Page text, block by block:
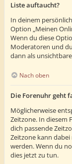
Liste auftaucht?
In deinem
Option „Meinen
Wenn du diese
Moderatoren und
dann als
Nach oben
Die Forenuhr geht
Möglicherweise
Zeitzone. In diesem
dich passende
Zeitzone kann
werden. Wenn du
dies jetzt zu tun.